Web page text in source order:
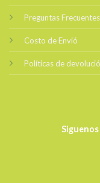
Preguntas Frecuentes
Costo de Envió
Políticas de